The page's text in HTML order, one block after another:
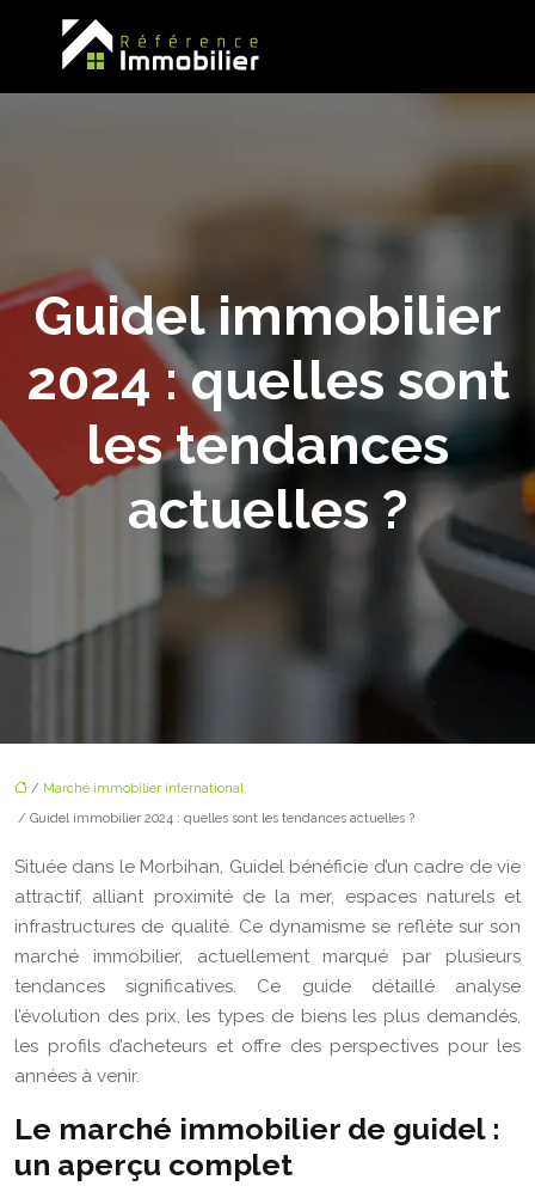
Guidel immobilier
2024 : quelles sont
les tendances
actuelles ?
/ Marché immobilier international
/ Guidel immobilier 2024 : quelles sont les tendances actuelles ?
Située dans le Morbihan, Guidel bénéficie d’un cadre de vie
attractif, alliant proximité de la mer, espaces naturels et
infrastructures de qualité. Ce dynamisme se reflète sur son
marché immobilier, actuellement marqué par plusieurs
tendances significatives. Ce guide détaillé analyse
l’évolution des prix, les types de biens les plus demandés,
les profils d’acheteurs et offre des perspectives pour les
années à venir.
Le marché immobilier de guidel :
un aperçu complet